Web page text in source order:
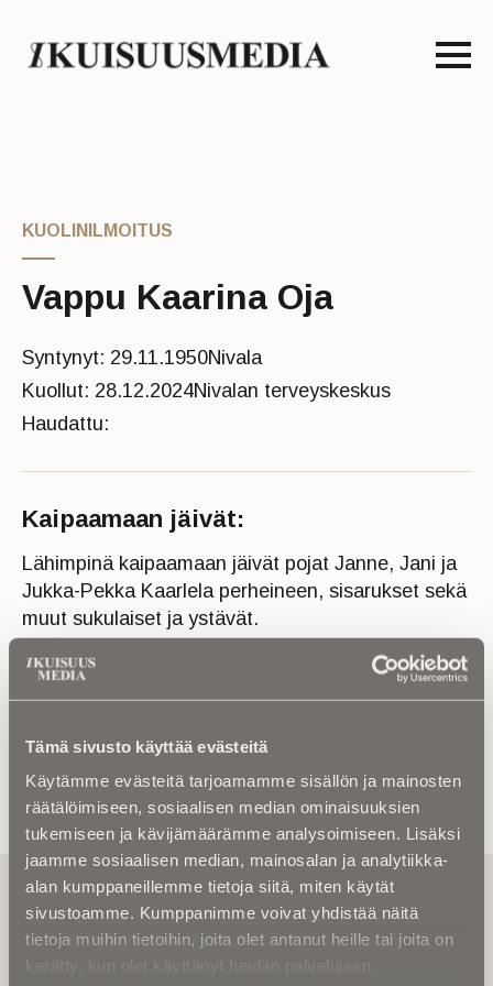
Tämä sivusto käyttää evästeitä
Käytämme evästeitä tarjoamamme sisällön ja mainosten
räätälöimiseen, sosiaalisen median ominaisuuksien
tukemiseen ja kävijämäärämme analysoimiseen. Lisäksi
jaamme sosiaalisen median, mainosalan ja analytiikka-
alan kumppaneillemme tietoja siitä, miten käytät
sivustoamme. Kumppanimme voivat yhdistää näitä
tietoja muihin tietoihin, joita olet antanut heille tai joita on
kerätty, kun olet käyttänyt heidän palvelujaan.
KUOLINILMOITUS
Vappu Kaarina Oja
Syntynyt: 29.11.1950Nivala
Kuollut: 28.12.2024Nivalan terveyskeskus
Haudattu:
Kaipaamaan jäivät:
Lähimpinä kaipaamaan jäivät pojat Janne, Jani ja
Jukka-Pekka Kaarlela perheineen, sisarukset sekä
muut sukulaiset ja ystävät.
Tilaa uutiskirje - Pääset heti parhaiden
artikkelien pariin!
Kirjoita alle sähköpostiosoitteesi niin saat kaksi kertaa